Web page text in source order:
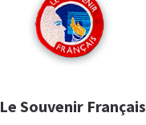
Le Souvenir Français